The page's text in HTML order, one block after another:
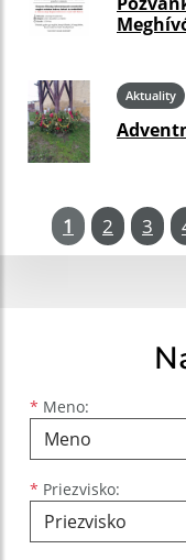
Aktuality
1 2 3
* Meno:
Meno
* Priezvisko:
Priezvisko
E-mailová adresa